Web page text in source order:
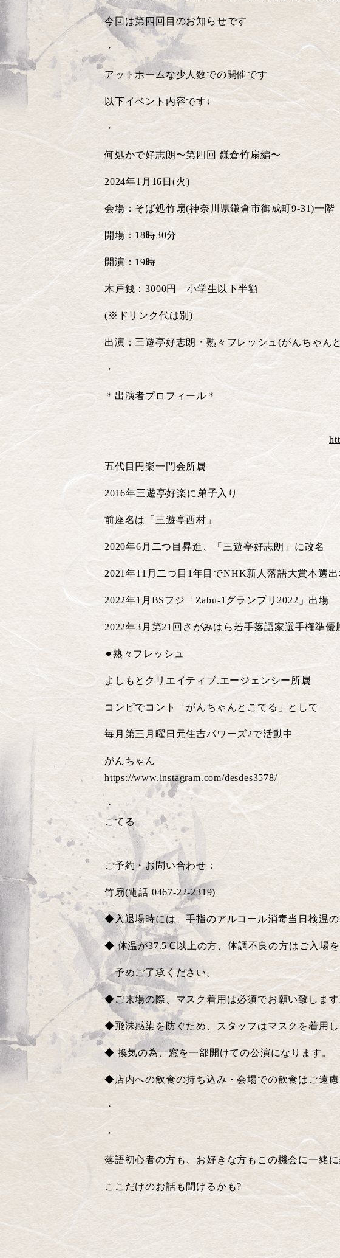
今回は第四回目のお知らせです
・
アットホームな少人数での開催です
以下イベント内容です ↓
・
何処かで好志朗〜第四回 鎌倉竹扇編〜
2024年1 月 16日(火)
会場：そば処竹扇(神奈川県鎌倉市御成町9-31)一階
開場： 18時30分
開演： 19時
木戸銭：3000円 小学生以下半額
(※ ドリンク代は別)
出演：三遊亭好志朗・熟々フレッシュ (がんちゃん
・
＊出演者プロフィール＊
五代目円楽一門会所属
2016年三遊亭好楽に弟子入り
前座名は「三遊亭西村」
2020年6 月二つ目昇進、「三遊亭好志朗」に改名
2021年11 月二つ目 1 年目でNHK新人落語大賞本選
2022年1 月 BSフジ「 Zabu-1 グランプリ 2022 」出場
2022年3 月第21 回さがみはら若手落語家選手権準優
⚫︎熟々フレッシュ
よしもとクリエイティブ.エージェンシー所属
コンビでコント「がんちゃんとこてる」として
毎月第三月曜日元住吉パワーズ2で活動中
がんちゃん
https://www.instagram.com/desdes3578/
・
こてる
ご予約・お問い合わせ：
竹扇(電話 0467-22-2319)
◆入退場時には、手指のアルコール消毒当日検温
◆ 体温が37.5℃以上の方、体調不良の方はご入場
予めご了承ください。
◆ご来場の際、マスク着用は必須でお願い致します
◆飛沫感染を防ぐため、スタッフはマスクを着用し
◆ 換気の為、窓を一部開けての公演になります。
◆店内への飲食の持ち込み・会場での飲食はご遠慮
・
・
落語初心者の方も、お好きな方もこの機会に一緒に
ここだけのお話も聞けるかも?